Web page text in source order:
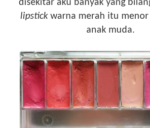
disekitar aku banyak yang
lipstickwarna merah itu
anak muda.